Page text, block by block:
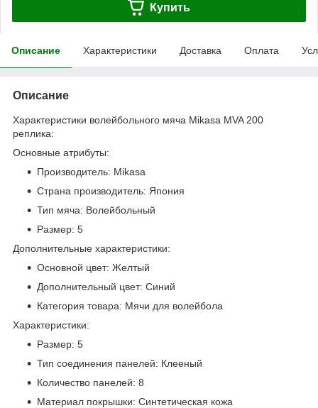
Купить
Описание Характеристики Доставка Оплата
Описание
Характеристики волейбольного мяча Mikasa MVA 200
реплика:
Основные атрибуты:
Производитель: Mikasa
Страна производитель: Япония
Тип мяча: Волейбольный
Размер: 5
Дополнительные характеристики:
Основной цвет: Желтый
Дополнительный цвет: Синий
Категория товара: Мячи для волейбола
Характеристики:
Размер: 5
Тип соединения панелей: Клееный
Количество панелей: 8
Материал покрышки: Синтетическая кожа